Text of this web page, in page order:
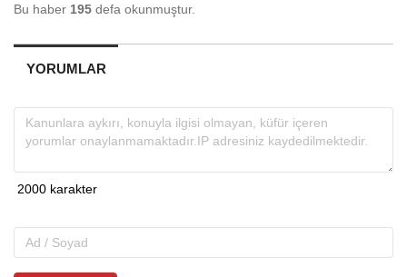
Bu haber 195 defa okunmuştur.
YORUMLAR